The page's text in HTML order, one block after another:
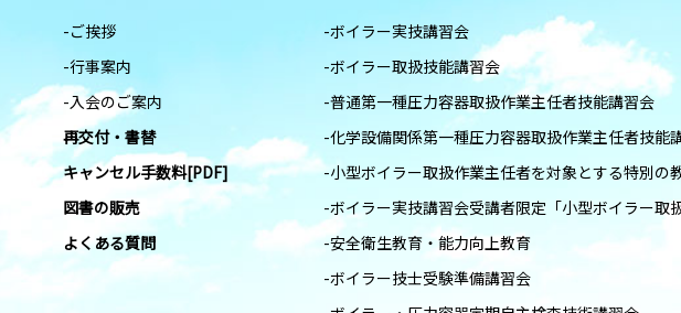
-ご挨拶
-行事案内
-入会のご案内
再交付・書替
キャンセル手数料[PDF]
図書の販売
よくある質問
-ボイラー実技講習会
-ボイラー取扱技能講習会
-普通第一種圧力容器取扱作業主任者技能講習会
-化学設備関係第一種圧力容器取扱作業主任者技能
-小型ボイラー取扱作業主任者を対象とする特別の
-ボイラー実技講習会受講者限定「小型ボイラー取
-安全衛生教育・能力向上教育
-ボイラー技士受験準備講習会